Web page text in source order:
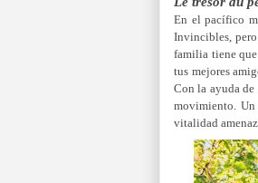
En el pacífico
Invincibles,
familia tiene que
tus mejores
Con la ayuda de
movimiento.
vitalidad